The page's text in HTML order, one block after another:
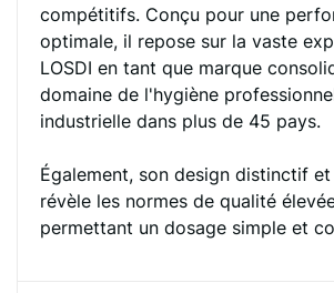
compétitifs. Conçu pour une
optimale, il repose sur la vaste
LOSDI en tant que marque
domaine de l'hygiène
industrielle dans plus de 45 pays.
Également, son design distinctif et
révèle les normes de qualité
permettant un dosage simple et